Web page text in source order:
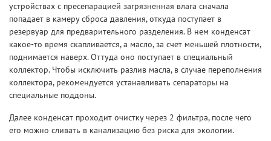
устройствах с пресепарацией загрязненная влага сначала
попадает в камеру сброса давления, откуда поступает в
резервуар для предварительного разделения. В нем конденсат
какое-то время скапливается, а масло, за счет меньшей плотности,
поднимается наверх. Оттуда оно поступает в специальный
коллектор. Чтобы исключить разлив масла, в случае переполнения
коллектора, рекомендуется устанавливать сепараторы на
специальные поддоны.
Далее конденсат проходит очистку через 2 фильтра, после чего
его можно сливать в канализацию без риска для экологии.